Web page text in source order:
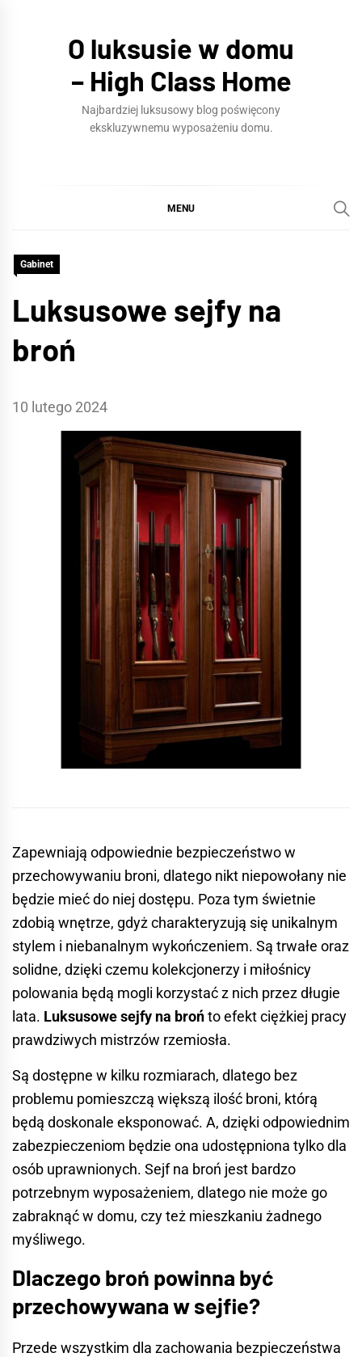
O luksusie w domu
– High Class Home
Najbardziej luksusowy blog poświęcony
ekskluzywnemu wyposażeniu domu.
MENU
Gabinet
Luksusowe sejfy na
broń
10 lutego 2024
Zapewniają odpowiednie bezpieczeństwo w
przechowywaniu broni, dlatego nikt niepowołany nie
będzie mieć do niej dostępu. Poza tym świetnie
zdobią wnętrze, gdyż charakteryzują się unikalnym
stylem i niebanalnym wykończeniem. Są trwałe oraz
solidne, dzięki czemu kolekcjonerzy i miłośnicy
polowania będą mogli korzystać z nich przez długie
lata. Luksusowe sejfy na brońto efekt ciężkiej pracy
prawdziwych mistrzów rzemiosła.
Są dostępne w kilku rozmiarach, dlatego bez
problemu pomieszczą większą ilość broni, którą
będą doskonale eksponować. A, dzięki odpowiednim
zabezpieczeniom będzie ona udostępniona tylko dla
osób uprawnionych. Sejf na broń jest bardzo
potrzebnym wyposażeniem, dlatego nie może go
zabraknąć w domu, czy też mieszkaniu żadnego
myśliwego.
Dlaczego broń powinna być
przechowywana w sejfie?
Przede wszystkim dla zachowania bezpieczeństwa